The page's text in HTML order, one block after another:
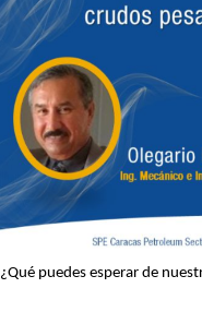
¿Qué puedes esperar de